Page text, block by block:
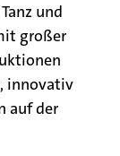
und
großer
innovativ
auf der